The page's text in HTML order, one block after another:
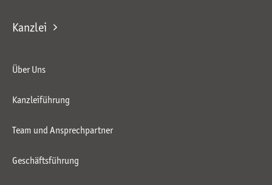
Kanzlei
Über Uns
Kanzleiführung
Team und Ansprechpartner
Geschäftsführung